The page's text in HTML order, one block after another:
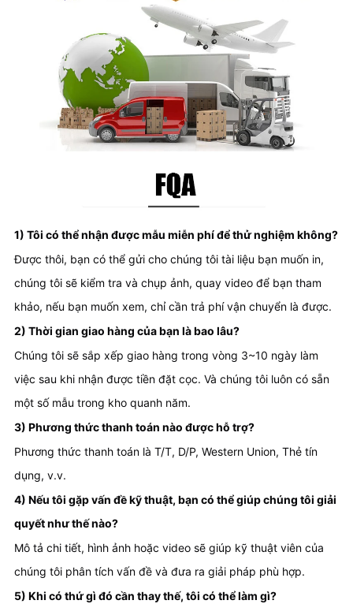
1) Tôi có thể nhận được mẫu miễn phí để thử nghiệm không?
Được thôi, bạn có thể gửi cho chúng tôi tài liệu bạn muốn in,
chúng tôi sẽ kiểm tra và chụp ảnh, quay video để bạn tham
khảo, nếu bạn muốn xem, chỉ cần trả phí vận chuyển là được.
2) Thời gian giao hàng của bạn là bao lâu?
Chúng tôi sẽ sắp xếp giao hàng trong vòng 3~10 ngày làm
việc sau khi nhận được tiền đặt cọc. Và chúng tôi luôn có sẵn
một số mẫu trong kho quanh năm.
3) Phương thức thanh toán nào được hỗ trợ?
Phương thức thanh toán là T/T, D/P, Western Union, Thẻ tín
dụng, v.v.
4) Nếu tôi gặp vấn đề kỹ thuật, bạn có thể giúp chúng tôi giải
quyết như thế nào?
Mô tả chi tiết, hình ảnh hoặc video sẽ giúp kỹ thuật viên của
chúng tôi phân tích vấn đề và đưa ra giải pháp phù hợp.
5) Khi có thứ gì đó cần thay thế, tôi có thể làm gì?